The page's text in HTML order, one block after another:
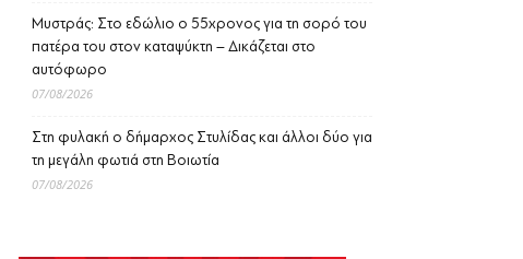
Μυστράς: Στο εδώλιο ο 55χρονος για τη σορό του
πατέρα του στον καταψύκτη – Δικάζεται στο
αυτόφωρο
07/08/2026
Στη φυλακή ο δήμαρχος Στυλίδας και άλλοι δύο για
τη μεγάλη φωτιά στη Βοιωτία
07/08/2026